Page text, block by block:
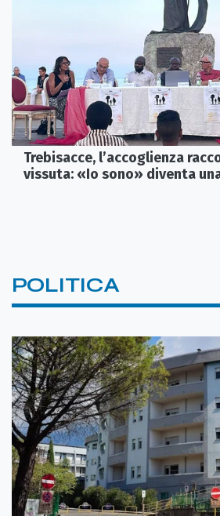
Trebisacce, l’accoglienza
vissuta: «Io sono» diventa
POLITICA